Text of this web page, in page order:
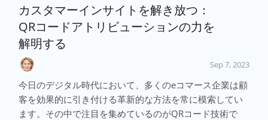
カスタマーインサイトを解き放つ：
QRコードアトリビューションの力を
解明する
Sep 7, 2023
今日のデジタル時代において、多くのeコマース企業は顧
客を効果的に引き付ける革新的な方法を常に模索してい
ます。その中で注目を集めているのがQRコード技術で